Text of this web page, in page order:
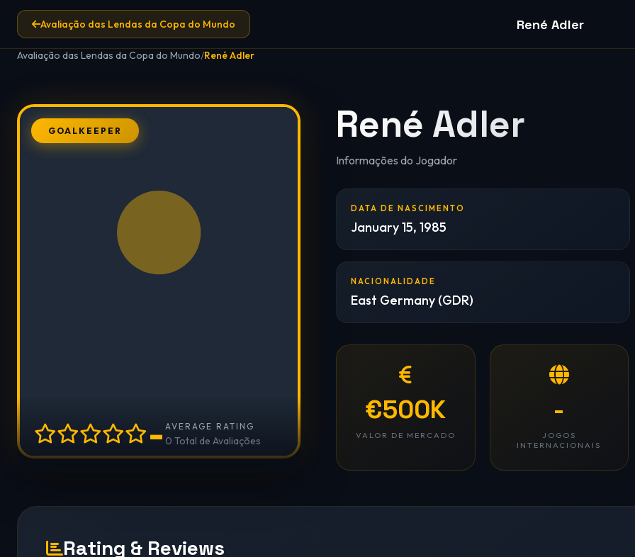
Avaliação das Lendas da Copa do Mundo René Adler
Avaliação das Lendas da Copa do Mundo/René Adler
GOALKEEPER
- AVERAGE RATING
0 Total de Avaliações
René Adler
Informações do Jogador
DATA DE NASCIMENTO
January 15, 1985
NACIONALIDADE
East Germany (GDR)
€500K
VALOR DE MERCADO
-
JOGOS
INTERNACIONAIS
Rating & Reviews